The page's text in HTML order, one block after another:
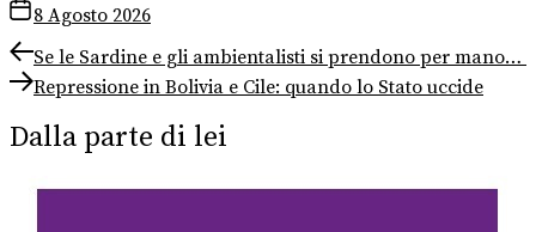
8 Agosto 2026
Navigazione
articoli
Previous
post:
Se le Sardine e gli ambientalisti si prendono per mano…
Next
post:
Repressione in Bolivia e Cile: quando lo Stato uccide
Dalla parte di lei